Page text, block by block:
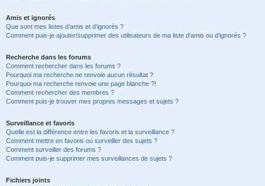
Amis et ignorés
Que sont mes listes d’amis et d’ignorés ?
Comment puis-je ajouter/supprimer des utilisateurs de ma liste d’amis ou d’ignorés ?
Recherche dans les forums
Comment rechercher dans les forums ?
Pourquoi ma recherche ne renvoie aucun résultat ?
Pourquoi ma recherche renvoie une page blanche ?!
Comment rechercher des membres ?
Comment puis-je trouver mes propres messages et sujets ?
Surveillance et favoris
Quelle est la différence entre les favoris et la surveillance ?
Comment mettre en favoris ou surveiller des sujets ?
Comment surveiller des forums ?
Comment puis-je supprimer mes surveillances de sujets ?
Fichiers joints